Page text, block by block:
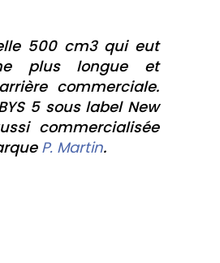
500 cm3 qui eut
plus longue et
commerciale.
5 sous label New
commercialisée
P. Martin.